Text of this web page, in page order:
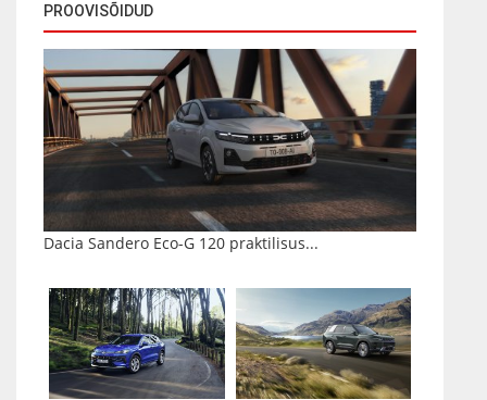
PROOVISÕIDUD
Dacia Sandero Eco-G 120 praktilisus...